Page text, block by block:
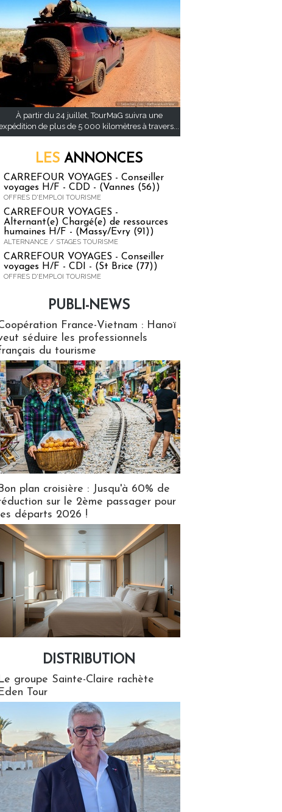
À partir du 24 juillet, TourMaG suivra une
de plus de 5 000 kilomètres à travers...
LES ANNONCES
CARREFOUR VOYAGES - Conseiller
voyages H/F - CDD - (Vannes (56))
OFFRES D'EMPLOI TOURISME
CARREFOUR VOYAGES -
Alternant(e) Chargé(e) de ressources
humaines H/F - (Massy/Evry (91))
ALTERNANCE / STAGES TOURISME
CARREFOUR VOYAGES - Conseiller
voyages H/F - CDI - (St Brice (77))
OFFRES D'EMPLOI TOURISME
PUBLI-NEWS
France-Vietnam : Hanoï
séduire les professionnels
du tourisme
plan croisière : Jusqu'à 60% de
sur le 2ème passager pour
départs 2026 !
DISTRIBUTION
groupe Sainte-Claire rachète
Tour